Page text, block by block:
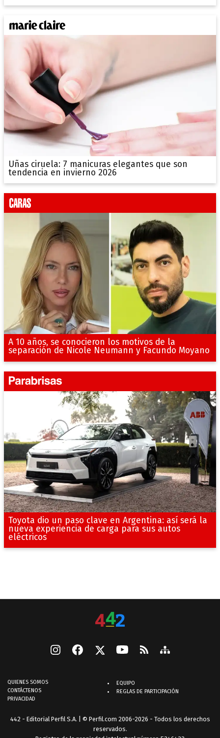
Uñas ciruela: 7 manicuras elegantes que son
tendencia en invierno 2026
A 10 años, se conocieron los motivos de la
separación de Nicole Neumann y Facundo Moyano
Toyota dio un paso clave en Argentina: así será la
nueva experiencia de carga para sus autos
eléctricos
QUIENES SOMOS
CONTÁCTENOS
PRIVACIDAD
EQUIPO
REGLAS DE PARTICIPACIÓN
442 - Editorial Perfil S.A. | © Perfil.com 2006-2026 - Todos los derechos
reservados.